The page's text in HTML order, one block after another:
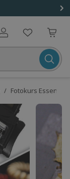
Benutzerkonto
/ Fotokurs Essen